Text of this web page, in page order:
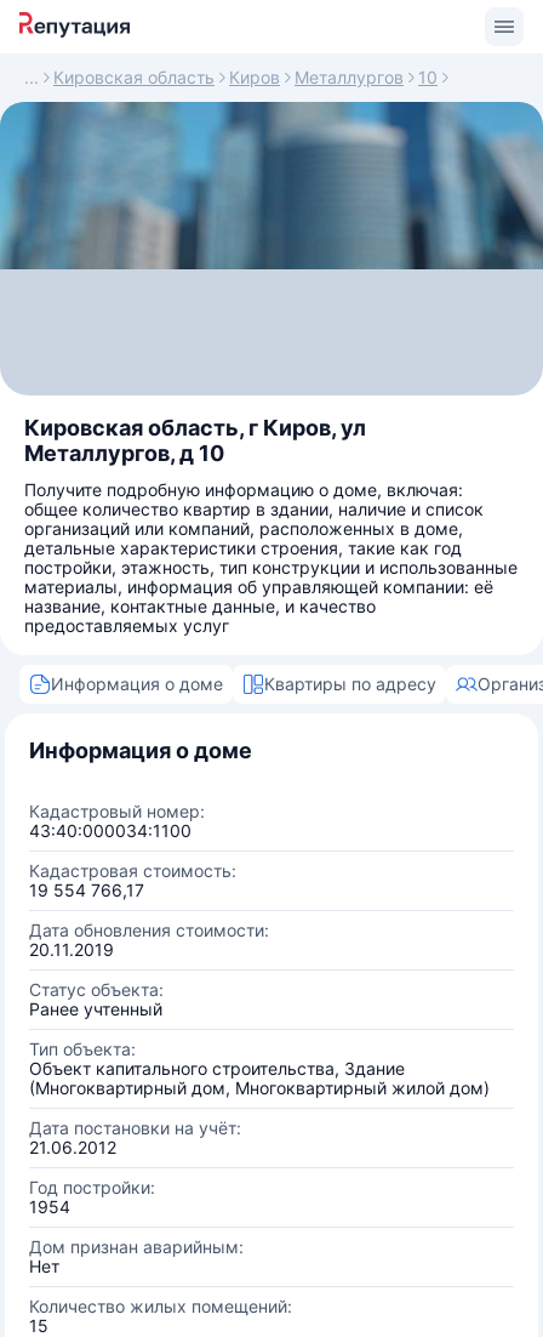
Кировская область Киров Металлургов 10
Кировская область, г Киров, ул
Металлургов, д 10
Получите подробную информацию о доме, включая:
общее количество квартир в здании, наличие и список
организаций или компаний, расположенных в доме,
детальные характеристики строения, такие как год
постройки, этажность, тип конструкции и использованные
материалы, информация об управляющей компании: её
название, контактные данные, и качество
предоставляемых услуг
Информация о доме Квартиры по адресу
Информация о доме
Кадастровый номер:
43:40:000034:1100
Кадастровая стоимость:
19 554 766,17
Дата обновления стоимости:
20.11.2019
Статус объекта:
Ранее учтенный
Тип объекта:
Объект капитального строительства, Здание
(Многоквартирный дом, Многоквартирный жилой дом)
Дата постановки на учёт:
21.06.2012
Год постройки:
1954
Дом признан аварийным:
Нет
Количество жилых помещений:
15